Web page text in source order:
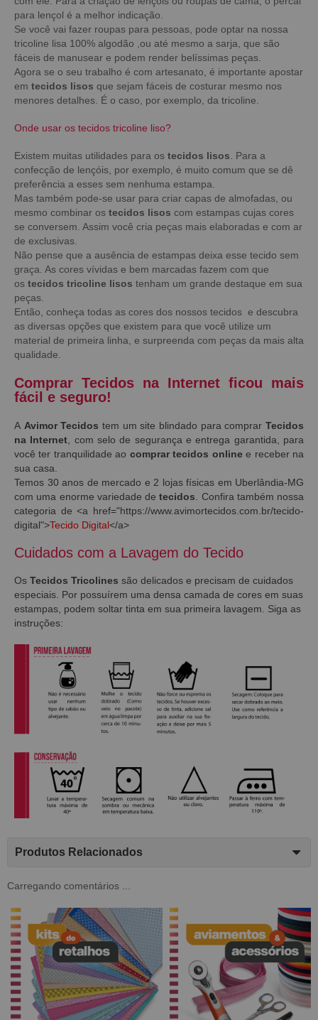
para lençol é a melhor indicação.
Se você vai fazer roupas para pessoas, pode optar na nossa
tricoline lisa 100% algodão ,ou até mesmo a sarja, que são
fáceis de manusear e podem render belíssimas peças.
Agora se o seu trabalho é com artesanato, é importante apostar
em tecidos lisos que sejam fáceis de costurar mesmo nos
menores detalhes. É o caso, por exemplo, da tricoline.
Onde usar os tecidos tricoline liso?
Existem muitas utilidades para os tecidos lisos . Para a
confecção de lençóis, por exemplo, é muito comum que se dê
preferência a esses sem nenhuma estampa.
Mas também pode-se usar para criar capas de almofadas, ou
mesmo combinar os tecidos lisos com estampas cujas cores
se conversem. Assim você cria peças mais elaboradas e com ar
de exclusivas.
Não pense que a ausência de estampas deixa esse tecido sem
graça. As cores vívidas e bem marcadas fazem com que
os tecidos tricoline lisos tenham um grande destaque em sua
peças.
Então, conheça todas as cores dos nossos tecidos e descubra
as diversas opções que existem para que você utilize um
material de primeira linha, e surpreenda com peças da mais alta
qualidade.
Comprar Tecidos na Internet ficou mais
fácil e seguro!
A Avimor Tecidos tem um site blindado para comprarTecidos
na Internet , com selo de segurança e entrega garantida, para
você ter tranquilidade ao comprar tecidos onlinee receber na
sua casa.
Temos 30 anos de mercado e 2 lojas físicas em Uberlândia-MG
com uma enorme variedade detecidos . Confira também nossa
categoria de <a href="https://www.avimortecidos.com.br/tecido-
digital">Tecido Digital</a>
Cuidados com a Lavagem do Tecido
Os Tecidos Tricolines são delicados e precisam de cuidados
especiais. Por possuírem uma densa camada de cores em suas
estampas, podem soltar tinta em sua primeira lavagem. Siga as
instruções:
Produtos Relacionados
Carregando comentários ...